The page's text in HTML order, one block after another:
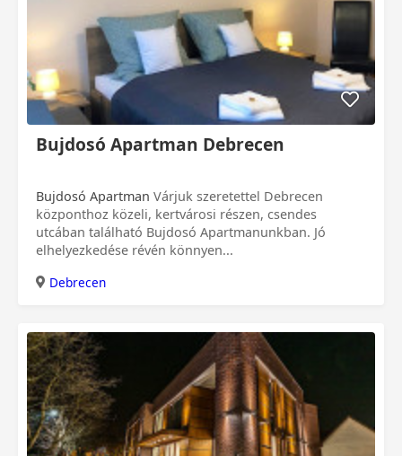
Bujdosó Apartman Debrecen
Bujdosó Apartman
központhoz közeli, kertvárosi részen, csendes
utcában található Bujdosó Apartmanunkban. Jó
elhelyezkedése révén könnyen...
Debrecen